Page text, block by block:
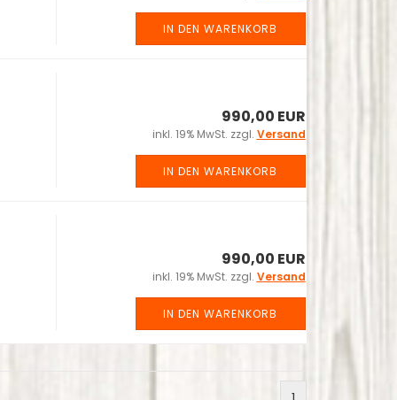
IN DEN WARENKORB
990,00 EUR
inkl. 19% MwSt. zzgl. Versand
IN DEN WARENKORB
990,00 EUR
inkl. 19% MwSt. zzgl. Versand
IN DEN WARENKORB